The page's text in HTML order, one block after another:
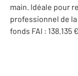
main. Idéale pour
professionnel de
fonds FAI : 138.135